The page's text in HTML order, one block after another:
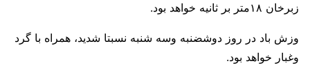
زبرخان ۱۸متر بر ثانیه خواهد بود.
وزش باد در روز دوشضنبه وسه شنبه نسبتا شدید، همراه با گرد
وغبار خواهد بود.